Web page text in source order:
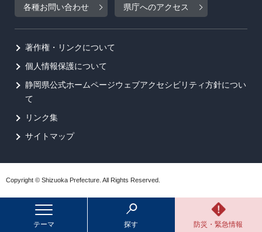
テーマ 探す 防災・緊急情報
各種お問い合わせ 県庁へのアクセス
著作権・リンクについて
個人情報保護について
静岡県公式ホームページウェブアクセシビリティ方針につい
て
リンク集
サイトマップ
Copyright © Shizuoka Prefecture. All Rights Reserved.